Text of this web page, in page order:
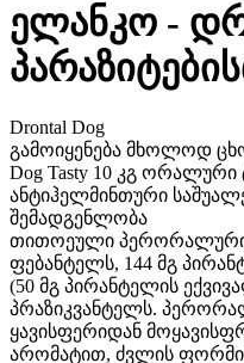
ელანკო -
Drontal Dog
გამოიყენება მხოლოდ
Dog Tasty 10 კგ
ანტიჰელმინთური
შემადგენლობა
თითოეული პერორალური
ფებანტელს, 144 მგ
(50 მგ პირანტელის
პრაზიკვანტელს.
ყავისფერიდან
არომატით, ძვლის